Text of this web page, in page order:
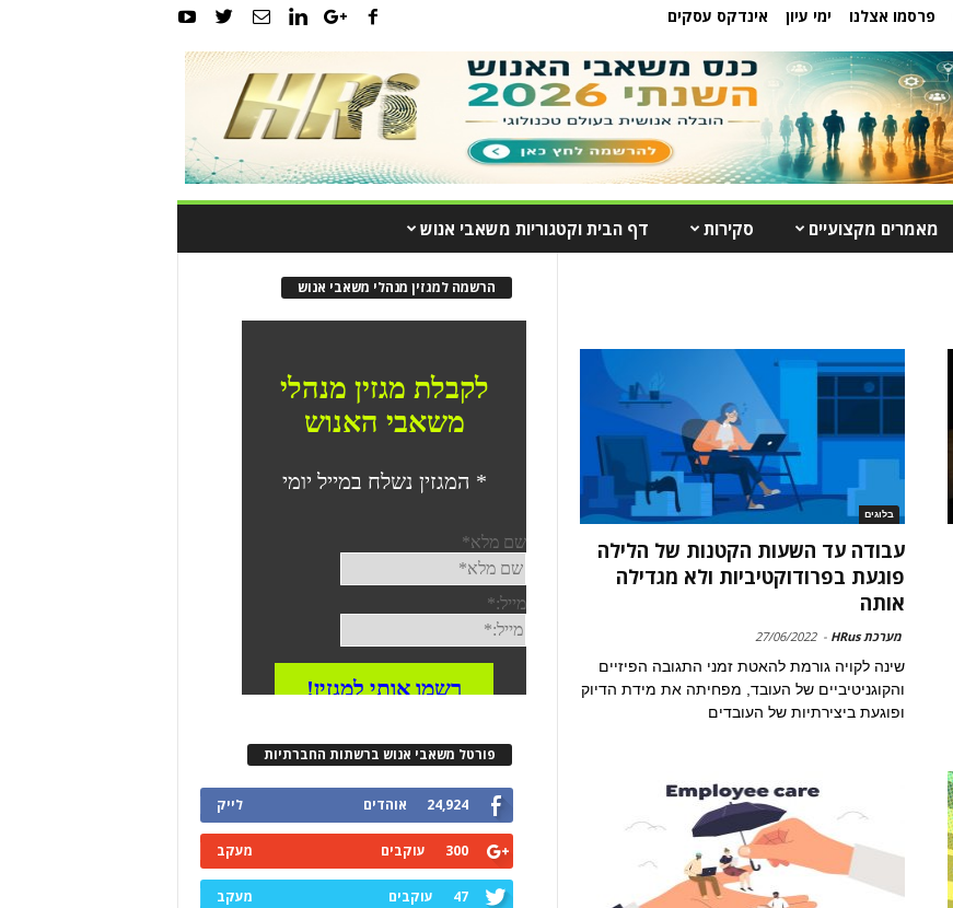
פרסמו אצלנו ימי עיון אינדקס עסקים
מאמרים מקצועיים סקירות דף הבית וקטגוריות משאבי אנוש
בלוגים
עבודה עד השעות הקטנות של הלילה
פוגעת בפרודוקטיביות ולא מגדילה
אותה
מערכת HRus -
27/06/2022
שינה לקויה גורמת להאטת זמני התגובה הפיזיים
והקוגניטיביים של העובד, מפחיתה את מידת הדיוק
ופוגעת ביצירתיות של העובדים
הרשמה למגזין מנהלי משאבי אנוש
פורטל משאבי אנוש ברשתות החברתיות
24,924 אוהדים לייק
300 עוקבים מעקב
47 עוקבים מעקב